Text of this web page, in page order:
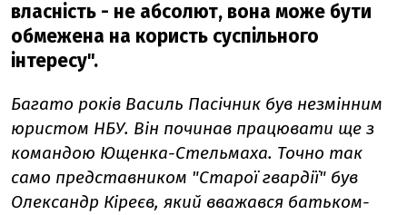
власність - не абсолют, вона може бути
обмежена на користь суспільного
інтересу".
Багато років Василь Пасічник був незмінним
юристом НБУ. Він починав працювати ще з
командою Ющенка-Стельмаха. Точно так
само представником "Старої гвардії" був
Олександр Кіреєв, який вважався батьком-